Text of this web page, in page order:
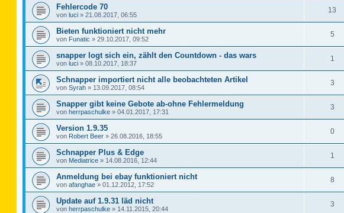
Fehlercode 70
von luci » 21.08.2017, 06:55
13
Bieten funktioniert nicht mehr
von Funatic » 29.10.2017, 09:52
5
snapper logt sich ein, zählt den Countdown - das wars
von luci » 08.10.2017, 18:37
1
Schnapper importiert nicht alle beobachteten Artikel
von Syrah » 13.09.2017, 08:54
3
Snapper gibt keine Gebote ab-ohne Fehlermeldung
von herrpaschulke » 04.01.2017, 17:31
3
Version 1.9.35
von Robert Beer » 26.08.2016, 18:55
0
Schnapper Plus & Edge
von Mediatrice » 14.08.2016, 12:44
1
Anmeldung bei ebay funktioniert nicht
von afanghae » 01.12.2012, 17:52
8
Update auf 1.9.31 läd nicht
von herrpaschulke » 14.11.2015, 20:44
3